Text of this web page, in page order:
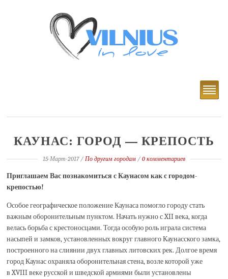
КАУНАС: ГОРОД — КРЕПОСТЬ
15-Март-2017/ По другим городам/ 0 комментариев
Приглашаем Вас познакомиться с Каунасом как с городом-
крепостью!
Особое географическое положение Каунаса помогло городу стать
важным оборонительным пунктом. Начать нужно с XII века, когда
велась борьба с крестоносцами. Тогда особую роль играла система
насыпей и замков, установленных вокруг главного Каунасского замка,
построенного на слиянии двух главных литовских рек. Долгое время
город Каунас охраняла оборонительная стена, возле которой уже
в XVIII веке русской и шведской армиями были установлены